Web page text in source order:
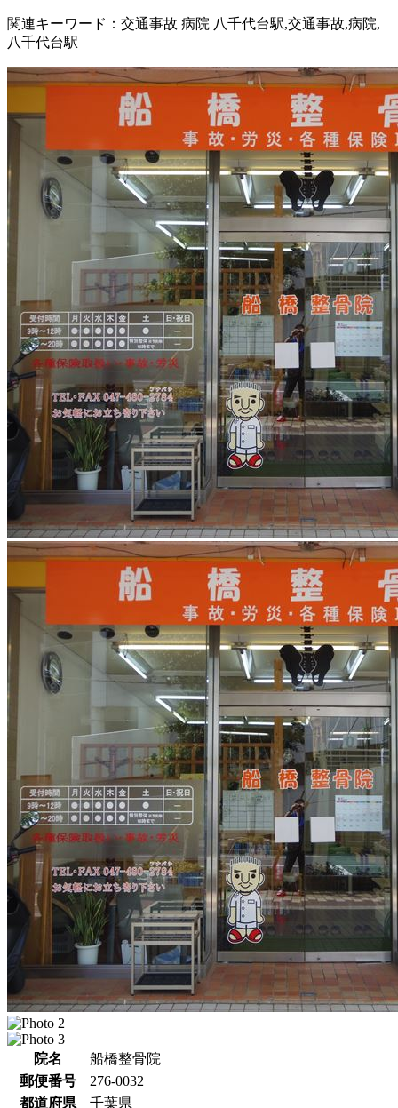
関連キーワード：交通事故 病院 八千代台駅,交通事故,病院,
八千代台駅
院名
船橋整骨院
郵便番号
276-0032
都道府県
千葉県